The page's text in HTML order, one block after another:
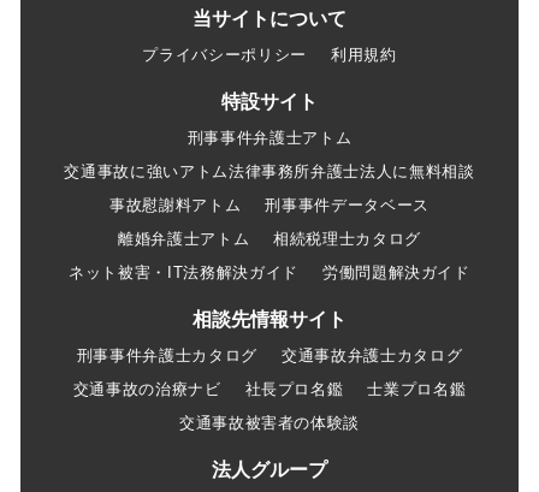
当サイトについて
プライバシーポリシー 利用規約
特設サイト
刑事事件弁護士アトム
交通事故に強いアトム法律事務所弁護士法人に無料相談
事故慰謝料アトム
刑事事件データベース
離婚弁護士アトム
相続税理士カタログ
ネット被害・IT法務解決ガイド
労働問題解決ガイド
相談先情報サイト
刑事事件弁護士カタログ
交通事故弁護士カタログ
交通事故の治療ナビ
社長プロ名鑑
士業プロ名鑑
交通事故被害者の体験談
法人グループ